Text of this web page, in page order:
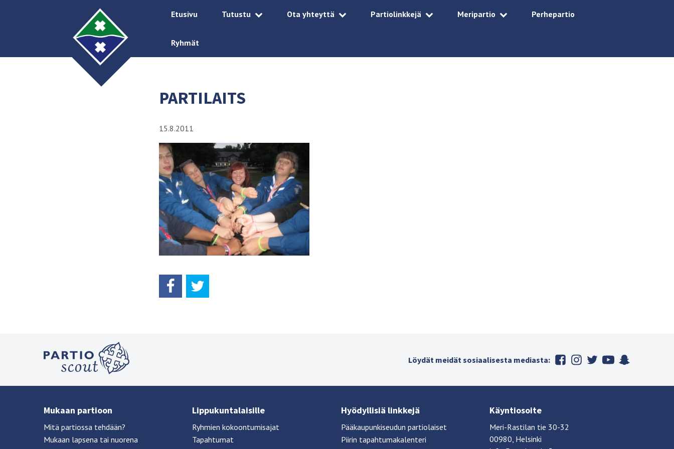
Etusivu Tutustu Ota yhteyttä Partiolinkkejä Meripartio Perhepartio
Ryhmät
PARTILAITS
15.8.2011
Löydät meidät sosiaalisesta mediasta:
Mukaan partioon
Mitä partiossa tehdään?
Mukaan lapsena tai nuorena
Lippukuntalaisille
Ryhmien kokoontumisajat
Tapahtumat
Hyödyllisiä linkkejä
Pääkaupunkiseudun partiolaiset
Piirin tapahtumakalenteri
Käyntiosoite
Meri-Rastilan tie 30-32
00980, Helsinki